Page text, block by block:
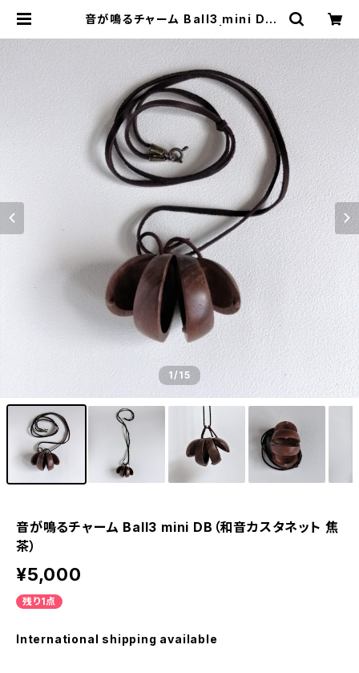
音が鳴るチャーム Ball3 mini DB
具道
1/15
音が鳴るチャーム Ball3 mini DB（和音カスタネット 焦
茶）
¥5,000
残り1点
International shipping available